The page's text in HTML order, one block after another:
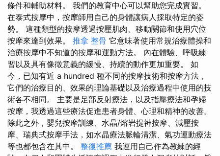
條件和輔助材料。 我們的教育中心可以幫助您完成實習。
在泰式按摩中，按摩師用自己的身體讓病人採取特定的姿
勢。 這種類型的按摩透過按壓肌肉、移動關節和使用穴位
按摩來達到效果。 推拿 整骨 它意味著使用常規治療體操和
治療按摩中不知道的按摩和運動方法。 內在體驗、呼吸練
習以及具有像徵意義的緩慢、持續的動作更加重要。 如
今，已知有近 a hundred 種不同的按摩技術和按摩方法，
它們的治療目的、效果的理論基礎以及治療過程中使用的技
術各不相同。 主要是足部反射療法，以及指壓療法和孕婦
按摩，我透過這些療法促進患者身體、心理和精神的改善。
除此之外，嬰兒按摩訓練、水晶/熔岩提神按摩、減壓按
摩、瑞典式按摩手法，如水晶療法脈輪清潔、氣功運動療法
等也都包含在其中。 整復推薦 我運用自己作為教練的經